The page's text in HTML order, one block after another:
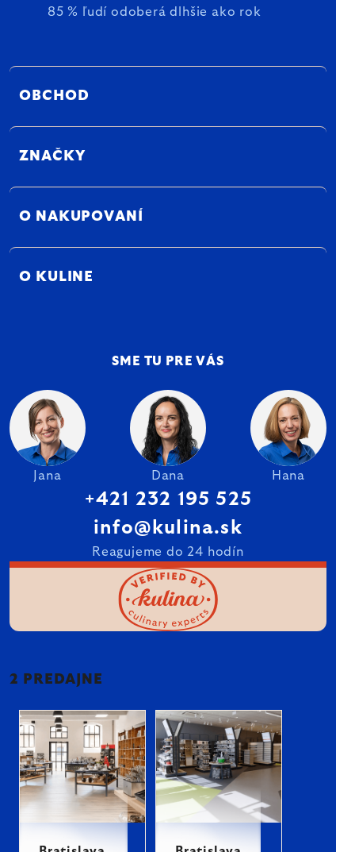
85 % ľudí odoberá dlhšie ako rok
OBCHOD
ZNAČKY
O NAKUPOVANÍ
O KULINE
SME TU PRE VÁS
Jana Dana Hana
+421 232 195 525
info@kulina.sk
Reagujeme do 24 hodín
2 PREDAJNE